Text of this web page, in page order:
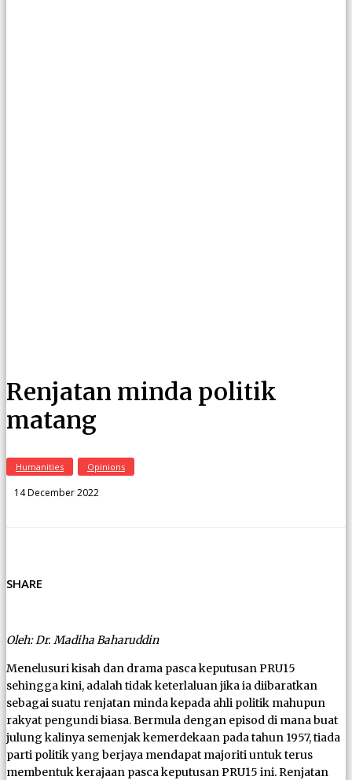
Renjatan minda politik
matang
Humanities Opinions
14 December 2022
SHARE
Oleh: Dr. Madiha Baharuddin
Menelusuri kisah dan drama pasca keputusan PRU15
sehingga kini, adalah tidak keterlaluan jika ia diibaratkan
sebagai suatu renjatan minda kepada ahli politik mahupun
rakyat pengundi biasa. Bermula dengan episod di mana buat
julung kalinya semenjak kemerdekaan pada tahun 1957, tiada
parti politik yang berjaya mendapat majoriti untuk terus
membentuk kerajaan pasca keputusan PRU15 ini. Renjatan